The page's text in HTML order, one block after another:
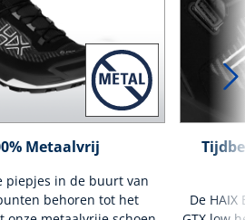
Metaalvrij
piepjes in de buurt van
behoren tot het
De HAIX